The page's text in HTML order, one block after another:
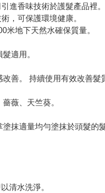
進香味技術於護髮產品裡。
，可保護環境健康。
米地下天然水確保質量。
適用。
善。 持續使用有效改善髮
薇、天竺葵。
抹適量均勻塗抹於頭髮的
清水洗淨。